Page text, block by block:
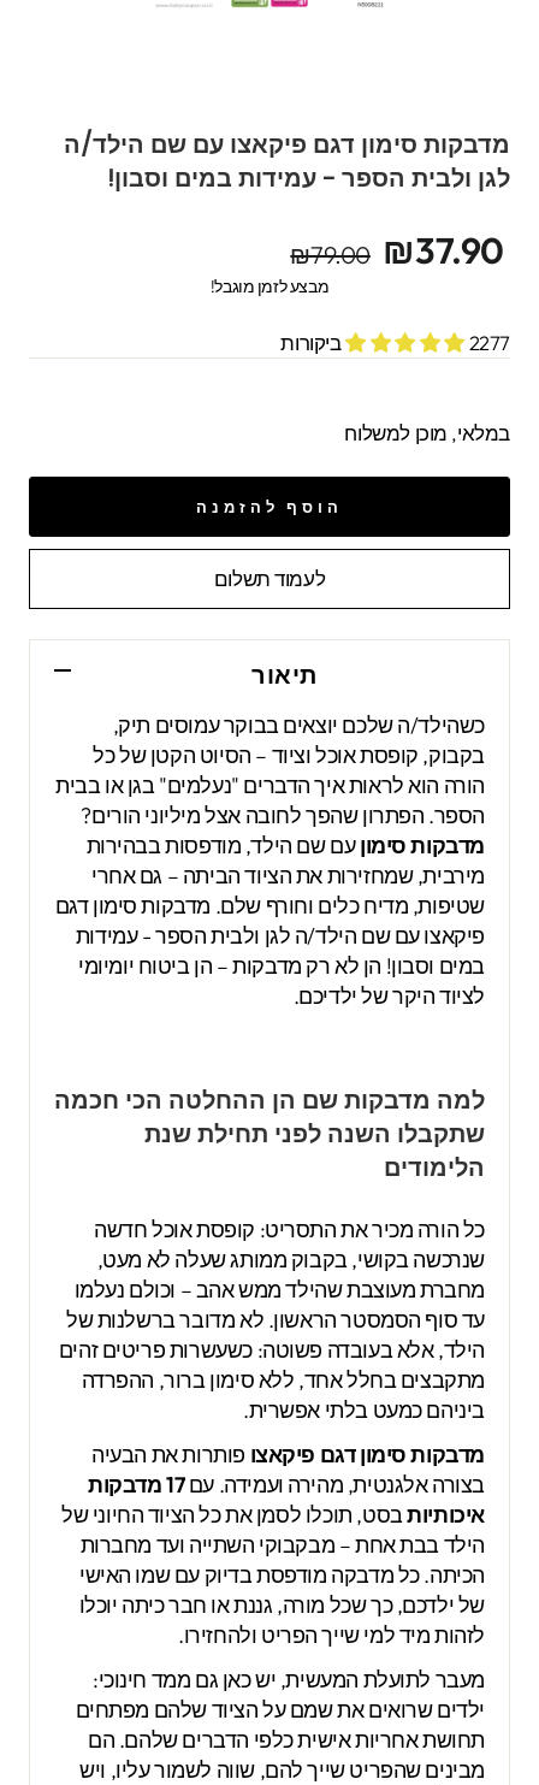
מדבקות סימון דגם פיקאצו עם שם הילד/ה
לגן ולבית הספר - עמידות במים וסבון!
מחיר
מקורי
מחיר
מבצע
₪37.90
₪79.00
מבצע לזמן מוגבל!
2277 ביקורות
במלאי, מוכן למשלוח
הוסף להזמנה
לעמוד תשלום
תיאור
כשהילד/ה שלכם יוצאים בבוקר עמוסים תיק,
בקבוק, קופסת אוכל וציוד – הסיוט הקטן של כל
הורה הוא לראות איך הדברים "נעלמים" בגן או בבית
הספר. הפתרון שהפך לחובה אצל מיליוני הורים?
מדבקות סימוןעם שם הילד, מודפסות בבהירות
מירבית, שמחזירות את הציוד הביתה – גם אחרי
שטיפות, מדיח כלים וחורף שלם. מדבקות סימון דגם
פיקאצו עם שם הילד/ה לגן ולבית הספר - עמידות
במים וסבון! הן לא רק מדבקות – הן ביטוח יומיומי
לציוד היקר של ילדיכם.
למה מדבקות שם הן ההחלטה הכי חכמה
שתקבלו השנה לפני תחילת שנת
הלימודים
כל הורה מכיר את התסריט: קופסת אוכל חדשה
שנרכשה בקושי, בקבוק ממותג שעלה לא מעט,
מחברת מעוצבת שהילד ממש אהב – וכולם נעלמו
עד סוף הסמסטר הראשון. לא מדובר ברשלנות של
הילד, אלא בעובדה פשוטה: כשעשרות פריטים זהים
מתקבצים בחלל אחד, ללא סימון ברור, ההפרדה
ביניהם כמעט בלתי אפשרית.
מדבקות סימון דגם פיקאצופותרות את הבעיה
בצורה אלגנטית, מהירה ועמידה. עם
17 מדבקות
איכותיותבסט, תוכלו לסמן את כל הציוד החיוני של
הילד בבת אחת – מבקבוקי השתייה ועד מחברות
הכיתה. כל מדבקה מודפסת בדיוק עם שמו האישי
של ילדכם, כך שכל מורה, גננת או חבר כיתה יוכלו
לזהות מיד למי שייך הפריט ולהחזירו.
מעבר לתועלת המעשית, יש כאן גם ממד חינוכי:
ילדים שרואים את שמם על הציוד שלהם מפתחים
תחושת אחריות אישית כלפי הדברים שלהם. הם
מבינים שהפריט שייך להם, שווה לשמור עליו, ויש